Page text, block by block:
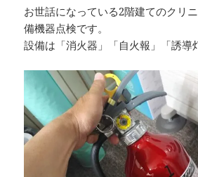
お世話になっている2階建てのクリ
備機器点検です。
設備は「消火器」「自火報」「誘導